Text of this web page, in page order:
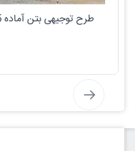
طرح توجیهی بتن آماده 1405(word+pdf) ⭐ احداث بچینگ